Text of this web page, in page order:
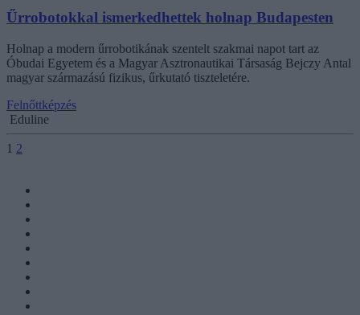
Űrrobotokkal ismerkedhettek holnap Budapesten
Holnap a modern űrrobotikának szentelt szakmai napot tart az
Óbudai Egyetem és a Magyar Asztronautikai Társaság Bejczy Antal
magyar származású fizikus, űrkutató tiszteletére.
Felnőttképzés
Eduline
1 2